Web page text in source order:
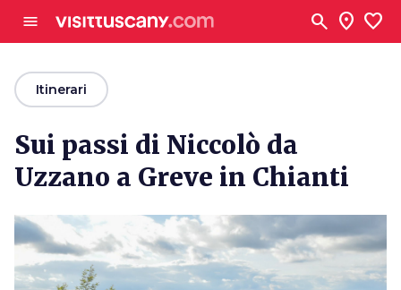
menu search location_on favorite
arrow_backItinerari
Sui passi di Niccolò da
Uzzano a Greve in Chianti